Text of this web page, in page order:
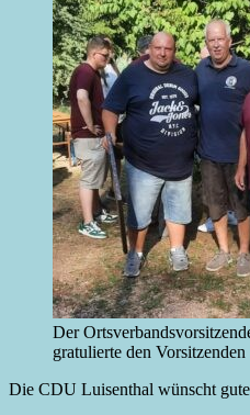
Der
gratulierte den Vorsitzenden
Die CDU Luisenthal wünscht